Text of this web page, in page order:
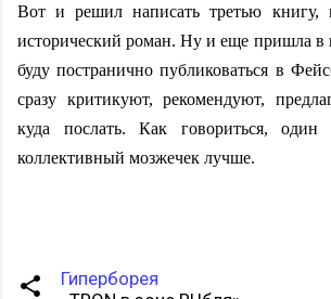
Вот и решил написать третью книгу,
исторический роман. Ну и еще пришла в
буду постранично публиковаться в
сразу критикуют, рекомендуют,
куда послать. Как говориться,
коллективный мозжечек лучше.
Гиперборея